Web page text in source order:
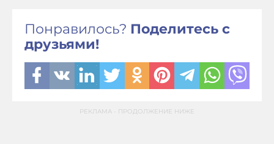
Понравилось? Поделитесь с
друзьями!
РЕКЛАМА - ПРОДОЛЖЕНИЕ НИЖЕ